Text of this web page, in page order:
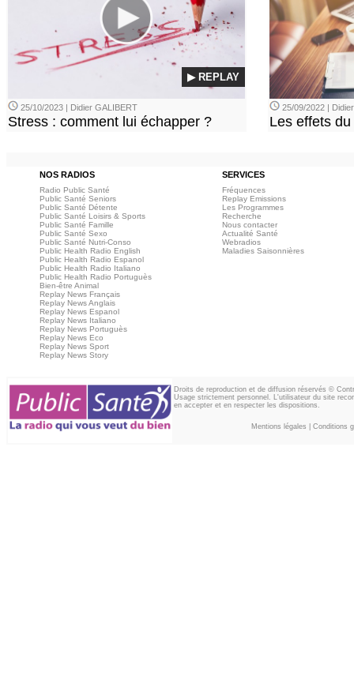
▶ REPLAY
25/10/2023 | Didier GALIBERT
Stress : comment lui échapper ?
25/09/2022 |
Les effets
NOS RADIOS SERVICES
Radio Public Santé
Public Santé Seniors
Public Santé Détente
Public Santé Loisirs & Sports
Public Santé Famille
Public Santé Sexo
Public Santé Nutri-Conso
Public Health Radio English
Public Health Radio Espanol
Public Health Radio Italiano
Public Health Radio Portuguès
Bien-être Animal
Replay News Français
Replay News Anglais
Replay News Espanol
Replay News Italiano
Replay News Portuguès
Replay News Eco
Replay News Sport
Replay News Story
Fréquences
Replay Emissions
Les Programmes
Recherche
Nous contacter
Actualité Santé
Webradios
Maladies Saisonnières
Droits de reproduction et de diffusion réservés ©
Usage strictement personnel. L'utilisateur du site
en accepter et en respecter les dispositions.
Mentions légales Conditions